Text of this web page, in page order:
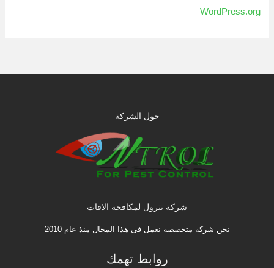
WordPress.org
حول الشركة
شركة نترول لمكافحة الافات
نحن شركة متخصصة نعمل فى هذا المجال منذ عام 2010
روابط تهمك